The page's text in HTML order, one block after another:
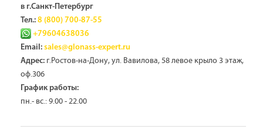
в г.Санкт-Петербург
Тел.: 8 (800) 700-87-55
+79604638036
Email: sales@glonass-expert.ru
Адрес: г.Ростов-на-Дону, ул. Вавилова, 58 левое крыло 3 этаж,
оф.306
График работы:
пн.- вс.: 9.00 - 22.00